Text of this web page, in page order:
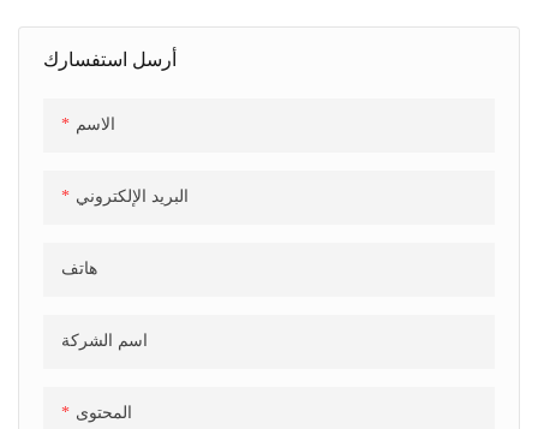
أرسل استفسارك
الاسم
البريد الإلكتروني
هاتف
اسم الشركة
المحتوى